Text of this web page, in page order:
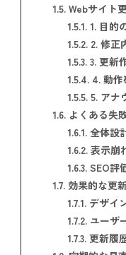
1.5.Webサイト
1.5.1.1. 目的
1.5.2.2. 修正
1.5.3.3. 更新
1.5.4.4. 動作
1.5.5.5. アナ
1.6.よくある失
1.6.1.全体設
1.6.2.表示崩
1.6.3.SEO評
1.7.効果的な更
1.7.1.デザイ
1.7.2.ユーザ
1.7.3.更新履